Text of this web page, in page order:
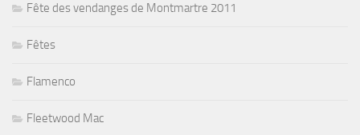
Fête des vendanges de Montmartre 2011
Fêtes
Flamenco
Fleetwood Mac